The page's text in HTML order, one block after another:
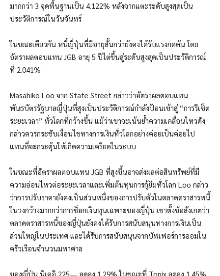
มากกว่า 3 จุดพื้นฐานเป็น 4.122% หลังจากแตะระดับสูงสุดเป็น
ประวัติการณ์ในวันจันทร์
ในขณะเดียวกัน หนี้ญี่ปุ่นที่มีอายุสั้นกว่ายังคงได้รับแรงกดดัน โดย
อัตราผลตอบแทน JGB อายุ 5 ปีไต่ขึ้นสู่ระดับสูงสุดเป็นประวัติการณ์
ที่ 2.041%
Masahiko Loo จาก State Street กล่าวว่าอัตราผลตอบแทน
พันธบัตรรัฐบาลญี่ปุ่นที่สูงเป็นประวัติการณ์กำลังป้อนเข้าสู่ “การรีเซ็ต
ระยะเวลา” ทั่วโลกที่กว้างขึ้น แม้ว่าเขาจะเน้นย้ำความเคลื่อนไหวดัง
กล่าวควรกระชับเงื่อนไขทางการเงินทั่วโลกอย่างค่อยเป็นค่อยไป
แทนที่จะกระตุ้นให้เกิดความเครียดในระบบ
ในขณะที่อัตราผลตอบแทน JGB ที่สูงขึ้นอาจส่งผลต่อสินทรัพย์ที่มี
ความอ่อนไหวต่อระยะเวลาและเพิ่มต้นทุนการกู้ยืมทั่วโลก Loo กล่าว
ว่าการปรับราคายังคงเป็นส่วนหนึ่งของการปรับตัวในตลาดตราสารหนี้
ในวงกว้างมากกว่าการช็อกเงินทุนเฉพาะของญี่ปุ่น เขาตั้งข้อสังเกตว่า
ตลาดตราสารหนี้ของญี่ปุ่นยังคงได้รับการสนับสนุนทางการเงินเป็น
ส่วนใหญ่ในประเทศ และได้รับการสนับสนุนจากบัฟเฟอร์การออมใน
ครัวเรือนจำนวนมหาศาล
ของญี่ปุ่น นิเคอิ 225
ลดลง 1.29% ในขณะที่ Topix ลดลง 1.45%